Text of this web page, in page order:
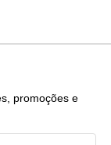
promoções e